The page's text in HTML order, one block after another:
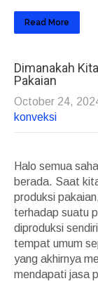
Read More
Dimanakah
Pakaian
October 24,
konveksi
Halo semua
berada. Saat
produksi
terhadap suatu
diproduksi
tempat umum
yang akhirnya
mendapati jasa